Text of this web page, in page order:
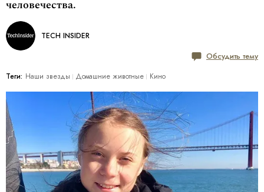
человечества.
TECH INSIDER
Обсудить тему
Теги: Наши звезды Домашние животные Кино